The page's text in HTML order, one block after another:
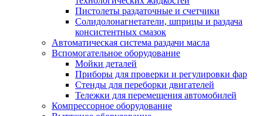
Пистолеты раздаточные и счетчики
Солидолонагнетатели, шприцы и раздача
консистентных смазок
Автоматическая система раздачи масла
Вспомогательное оборудование
Мойки деталей
Приборы для проверки и регулировки фар
Стенды для переборки двигателей
Тележки для перемещения автомобилей
Компрессорное оборудование